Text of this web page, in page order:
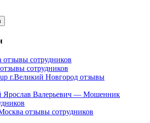
отзывы сотрудников
сотрудников
г.Великий Новгород отзывы
Ярослав Валерьевич — Мошенник
отзывы сотрудников